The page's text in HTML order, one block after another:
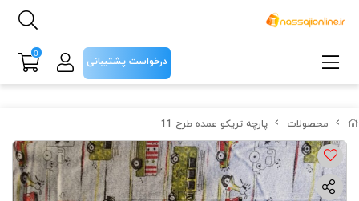
محصولات پارچه تریکو عمده طرح 11
درخواست پشتیبانی
0